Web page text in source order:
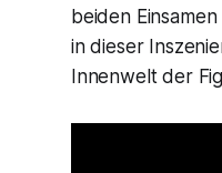
beiden
in dieser
Innenwelt der